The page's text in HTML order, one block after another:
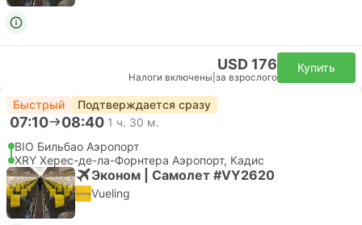
USD 176
Налоги включены за взрослого
Купить
Быстрый Подтверждается сразу
07:10 08:40 1 ч. 30 м.
BIO Бильбао Аэропорт
XRY Херес-де-ла-Форнтера Аэропорт, Кадис
Эконом | Самолет #VY2620
Vueling